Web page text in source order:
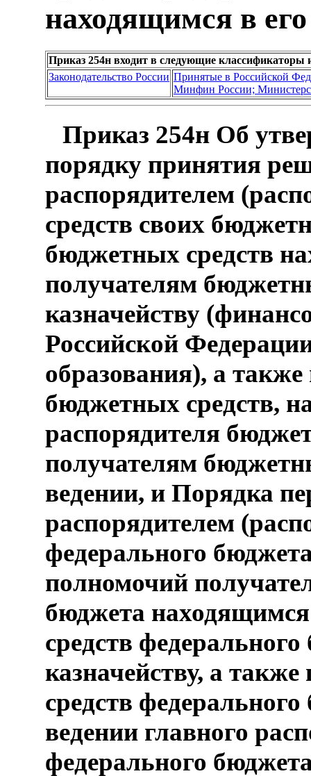
находящимся в
Приказ 254н входит в следующие классификаторы
Законодательство России Принятые в Российской
Минфин России;
Приказ 254н Об
порядку принятия
распорядителем
средств своих
бюджетных средств
получателям
казначейству
Российской
образования), а
бюджетных средств,
распорядителя
получателям
ведении, и Порядка
распорядителем
федерального
полномочий
бюджета находящимся
средств
казначейству, а
средств
ведении главного
федерального